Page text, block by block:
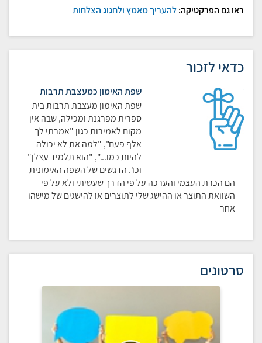
ראוגם הפרקטיקה:להעריךמאמץולחגוגהצלחות
כדאי לזכור
שפת האימון כמעצבת תרבות
שפת האימון מעצבת תרבות בית
ספרית מפרגנת ומכילה, שבה אין
מקום לאמירות כגון "אמרתי לך
אלף פעם", "למה את לא יכולה
להיות כמו...", "הוא תלמיד עצלן"
וכו'. הדגשים של השפה האימונית
הם הכרת העצמי והערכה על פי הדרך שעשיתי ולא על פי
השוואת התוצר או ההישג שלי לתוצרים או להישגים של מישהו
אחר
סרטונים